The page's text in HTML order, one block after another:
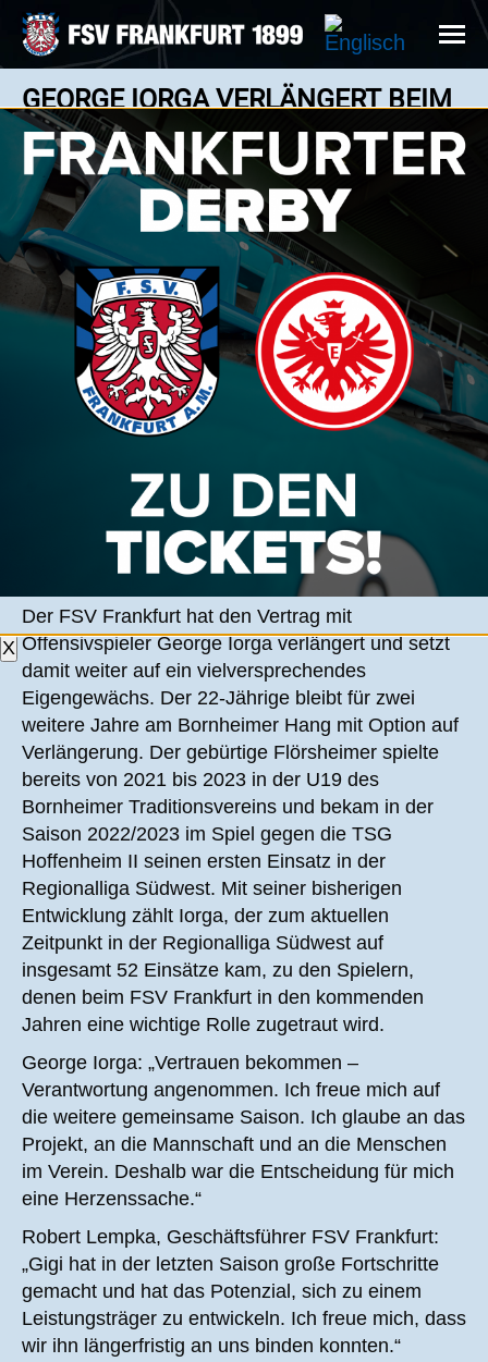
GEORGE IORGA VERLÄNGERT BEIM
FSV FRANKFURT!
News: 12.05.2026
George Iorga (links) und FSV-Geschäftsführer
EIGENGEWÄCHS BLEIBT WEITERHIN EIN
SCHWARZBLAUER!
Der FSV Frankfurt hat den Vertrag mit
Offensivspieler George Iorga verlängert und setzt
damit weiter auf ein vielversprechendes
Eigengewächs. Der 22-Jährige bleibt für zwei
weitere Jahre am Bornheimer Hang mit Option auf
Verlängerung. Der gebürtige Flörsheimer spielte
bereits von 2021 bis 2023 in der U19 des
Bornheimer Traditionsvereins und bekam in der
Saison 2022/2023 im Spiel gegen die TSG
Hoffenheim II seinen ersten Einsatz in der
Regionalliga Südwest. Mit seiner bisherigen
Entwicklung zählt Iorga, der zum aktuellen
Zeitpunkt in der Regionalliga Südwest auf
insgesamt 52 Einsätze kam, zu den Spielern,
denen beim FSV Frankfurt in den kommenden
Jahren eine wichtige Rolle zugetraut wird.
George Iorga: „Vertrauen bekommen –
Verantwortung angenommen. Ich freue mich auf
die weitere gemeinsame Saison. Ich glaube an das
Projekt, an die Mannschaft und an die Menschen
im Verein. Deshalb war die Entscheidung für mich
eine Herzenssache.“
Robert Lempka, Geschäftsführer FSV Frankfurt:
„Gigi hat in der letzten Saison große Fortschritte
gemacht und hat das Potenzial, sich zu einem
Leistungsträger zu entwickeln. Ich freue mich, dass
wir ihn längerfristig an uns binden konnten.“
X